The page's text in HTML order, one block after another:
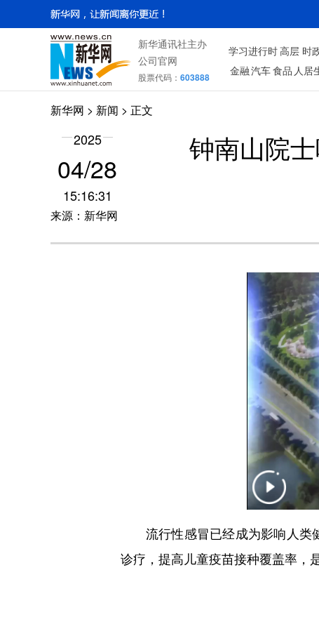
新华通讯社主办
公司官网
股票代码： 603888
学习进行时高层 时
金融汽车食品 人居
新华网 > 新闻 > 正文
2025
04/28
15:16:31
来源：新华网
钟南山院
流行性感冒已经成为影响人类
诊疗，提高儿童疫苗接种覆盖率，